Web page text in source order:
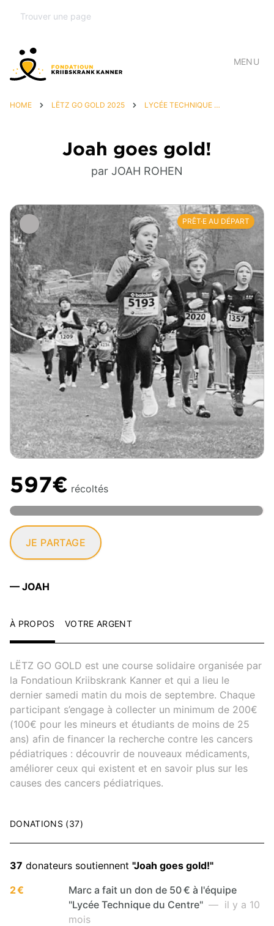
MENU
HOME LËTZ GO GOLD 2025 LYCÉE TECHNIQUE DU CENTRE
Joah goes gold!
par JOAH ROHEN
PRÊT·E AU DÉPART
597€ récoltés
JE PARTAGE
— JOAH
À PROPOS VOTRE ARGENT
LËTZ GO GOLD est une course solidaire organisée par
la Fondatioun Kriibskrank Kanner et qui a lieu le
dernier samedi matin du mois de septembre. Chaque
participant s’engage à collecter un minimum de 200€
(100€ pour les mineurs et étudiants de moins de 25
ans) afin de financer la recherche contre les cancers
pédiatriques : découvrir de nouveaux médicaments,
améliorer ceux qui existent et en savoir plus sur les
causes des cancers pédiatriques.
DONATIONS (37)
37 donateurs soutiennent "Joah goes gold!"
2 €
Marc a fait un don de 50 € à l'équipe
"Lycée Technique du Centre" — il y a 10
mois